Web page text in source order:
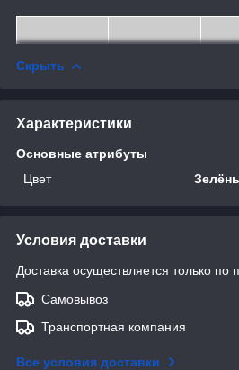
Скрыть
Характеристики
Основные атрибуты
Цвет
Условия доставки
Доставка осуществляется только по
Самовывоз
Транспортная компания
Все условия доставки